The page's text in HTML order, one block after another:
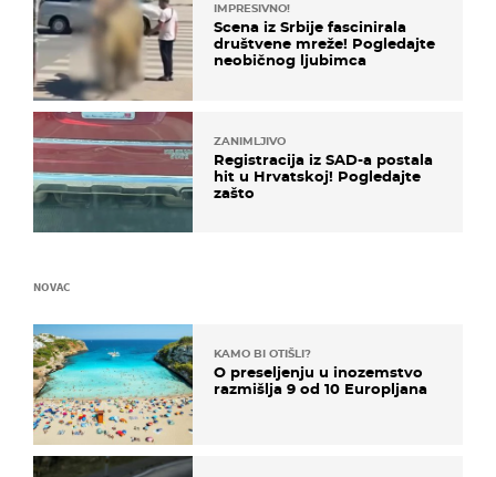
IMPRESIVNO!
Scena iz Srbije fascinirala
društvene mreže! Pogledajte
neobičnog ljubimca
ZANIMLJIVO
Registracija iz SAD-a postala
hit u Hrvatskoj! Pogledajte
zašto
NOVAC
KAMO BI OTIŠLI?
O preseljenju u inozemstvo
razmišlja 9 od 10 Europljana